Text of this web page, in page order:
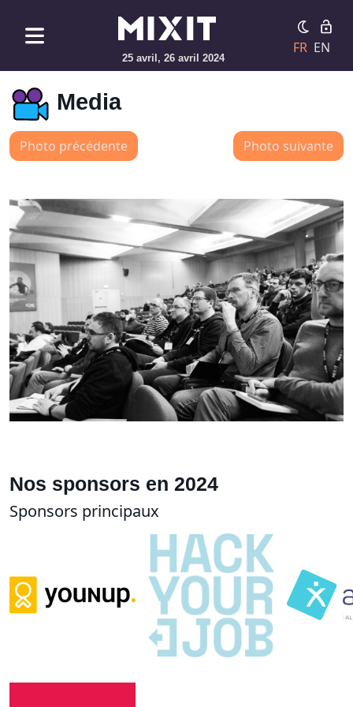
25 avril, 26 avril 2024
FR EN
Media
Photo précédente Photo suivante
Nos sponsors en 2024
Sponsors principaux